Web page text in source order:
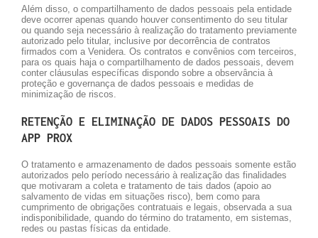
Além disso, o compartilhamento de dados pessoais pela entidade
deve ocorrer apenas quando houver consentimento do seu titular
ou quando seja necessário à realização do tratamento previamente
autorizado pelo titular, inclusive por decorrência de contratos
firmados com a Venidera. Os contratos e convênios com terceiros,
para os quais haja o compartilhamento de dados pessoais, devem
conter cláusulas específicas dispondo sobre a observância à
proteção e governança de dados pessoais e medidas de
minimização de riscos.
RETENÇÃO E ELIMINAÇÃO DE DADOS PESSOAIS DO
APP PROX
O tratamento e armazenamento de dados pessoais somente estão
autorizados pelo período necessário à realização das finalidades
que motivaram a coleta e tratamento de tais dados (apoio ao
salvamento de vidas em situações risco), bem como para
cumprimento de obrigações contratuais e legais, observada a sua
indisponibilidade, quando do término do tratamento, em sistemas,
redes ou pastas físicas da entidade.